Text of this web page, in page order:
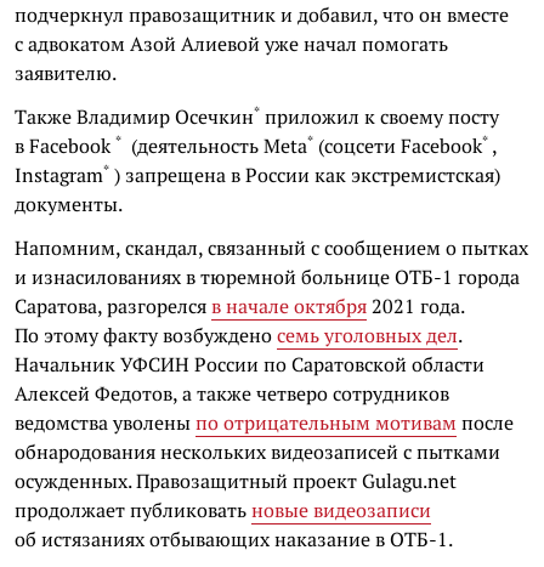
подчеркнул правозащитник и добавил, что он вместе
с адвокатом Азой Алиевой уже начал помогать
заявителю.
ТакжеВладимир Осечкин* приложил к своему посту
вFacebook * (деятельностьMeta* (соцсети Facebook* ,
Instagram* ) запрещена в России как экстремистская)
документы.
Напомним, скандал, связанный с сообщением о пытках
и изнасилованиях в тюремной больнице ОТБ-1 города
Саратова, разгорелсяв начале октября2021 года.
По этому факту возбужденосемь уголовных дел.
Начальник УФСИН России по Саратовской области
Алексей Федотов, а также четверо сотрудников
ведомства уволеныпо отрицательным мотивампосле
обнародования нескольких видеозаписей с пытками
осужденных. Правозащитный проект Gulagu.net
продолжает публиковатьновые видеозаписи
об истязаниях отбывающих наказание в ОТБ-1.